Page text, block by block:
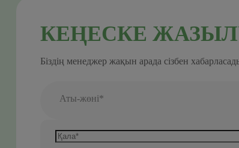
КЕҢЕСКЕ
Біздің менеджер жақын арада сізбен
Аты-жөні*